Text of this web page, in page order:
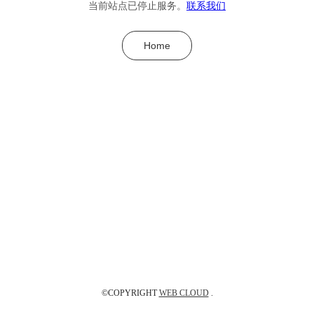
当前站点已停止服务。 联系我们
Home
©COPYRIGHTWEB CLOUD.